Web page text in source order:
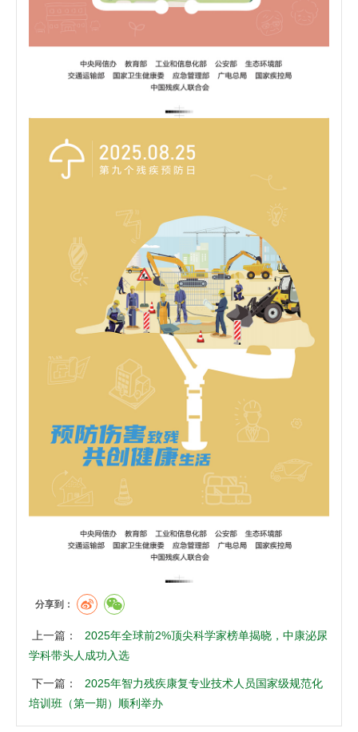
分享到：
上一篇：
2025年全球前2%顶尖科学家榜单揭晓，中康泌尿
学科带头人成功入选
下一篇：
2025年智力残疾康复专业技术人员国家级规范化
培训班（第一期）顺利举办